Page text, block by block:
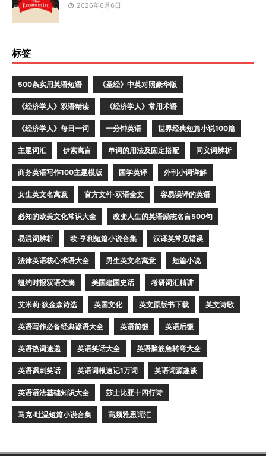
2026年6月6日
标签
500条实用英语短语 《圣经》中英对照豪华版
《经济学人》双语精读 《经济学人》常用术语
《经济学人》每日一词 一分钟英语 世界经典短篇小说100篇
主题词汇 伊索寓言 单词的用法及固定搭配 同义词辨析
商务英语写作100主题模版 国学英译 外刊小词详解
女生英文名寓意 官方文件·双语全文 容易误译的英语
必知的欧美文化常识大全 改变人生的英语励志名言500句
易混词辨析 欧·亨利短篇小说合集 汉译英常见错误
法律英语核心术语大全 男生英文名寓意 短篇小说
纽约时报双语文摘 美国建国史话 考研词汇精讲
艾米莉·狄金森诗选 英国文化 英文原版书下载 英文诗歌
英语写作必备经典谚语大全 英语前缀 英语后缀
英语热词速递 英语笑话大全 英语脑筋急转弯大全
英语讽刺笑话 英语词根速记1万词 英语词源趣谈
英语语法基础知识大全 莎士比亚十四行诗
马克·吐温短篇小说合集 高频雅思词汇